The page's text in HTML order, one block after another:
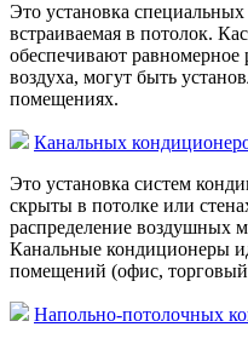
Это установка
встраиваемая в потолок.
обеспечивают равномерное
воздуха, могут быть
помещениях.
Канальных
Это установка систем
скрыты в потолке или
распределение воздушных
Канальные кондиционеры
помещений (офис, торговый
Напольно-потолочных